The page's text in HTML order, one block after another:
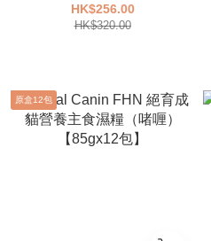
HK$256.00
HK$320.00
原盒12包